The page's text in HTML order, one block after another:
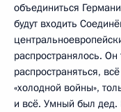
объединиться
будут входить
распространялось.
распространяться,
«холодной войны»,
и всё. Умный был дед.